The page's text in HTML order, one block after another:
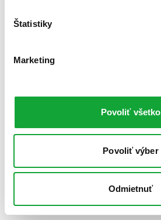
Štatistiky
Marketing
Povoliť všetko
Povoliť výber
Odmietnuť